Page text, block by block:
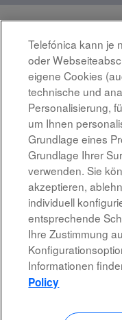
1 2 3 4
Wählen Sie aus, wie
erhalten möchten:
Telefónica kann je
oder
eigene Cookies
technische und
Personalisierung,
um Ihnen
Grundlage eines
Grundlage Ihrer
verwenden. Sie
akzeptieren,
individuell
entsprechende
Ihre Zustimmung
Informationen
Policy